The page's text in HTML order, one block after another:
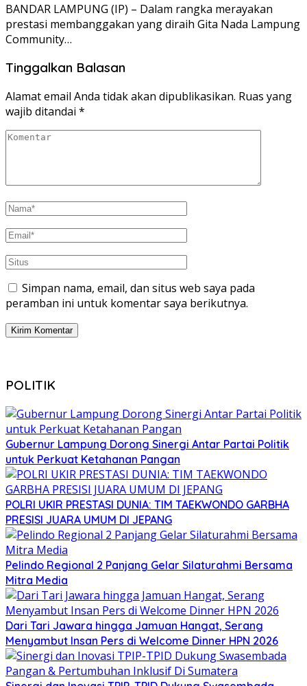
BANDAR LAMPUNG (IP) – Dalam rangka merayakan
prestasi membanggakan yang diraih Gita Nada Lampung
Community…
Tinggalkan Balasan
Alamat email Anda tidak akan dipublikasikan. Ruas yang
wajib ditandai *
Simpan nama, email, dan situs web saya pada
peramban ini untuk komentar saya berikutnya.
POLITIK
Gubernur Lampung Dorong Sinergi Antar Partai Politik
untuk Perkuat Ketahanan Pangan
POLRI UKIR PRESTASI DUNIA: TIM TAEKWONDO GARBHA
PRESISI JUARA UMUM DI JEPANG
Pelindo Regional 2 Panjang Gelar Silaturahmi Bersama
Mitra Media
Dari Tari Jawara hingga Jamuan Hangat, Serang
Menyambut Insan Pers di Welcome Dinner HPN 2026